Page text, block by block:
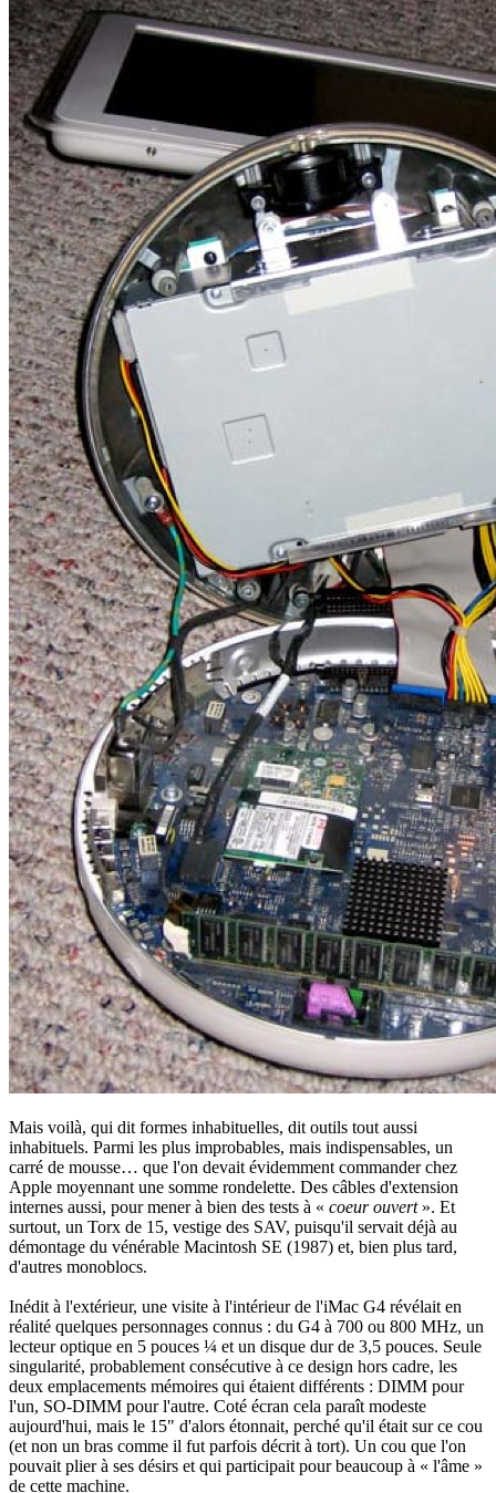
Mais voilà, qui dit formes inhabituelles, dit outils tout aussi
inhabituels. Parmi les plus improbables, mais indispensables, un
carré de mousse… que l'on devait évidemment commander chez
Apple moyennant une somme rondelette. Des câbles d'extension
internes aussi, pour mener à bien des tests à « coeur ouvert». Et
surtout, un Torx de 15, vestige des SAV, puisqu'il servait déjà au
démontage du vénérable Macintosh SE (1987) et, bien plus tard,
d'autres monoblocs.
Inédit à l'extérieur, une visite à l'intérieur de l'iMac G4 révélait en
réalité quelques personnages connus : du G4 à 700 ou 800 MHz, un
lecteur optique en 5 pouces ¼ et un disque dur de 3,5 pouces. Seule
singularité, probablement consécutive à ce design hors cadre, les
deux emplacements mémoires qui étaient différents : DIMM pour
l'un, SO-DIMM pour l'autre. Coté écran cela paraît modeste
aujourd'hui, mais le 15" d'alors étonnait, perché qu'il était sur ce cou
(et non un bras comme il fut parfois décrit à tort). Un cou que l'on
pouvait plier à ses désirs et qui participait pour beaucoup à « l'âme »
de cette machine.